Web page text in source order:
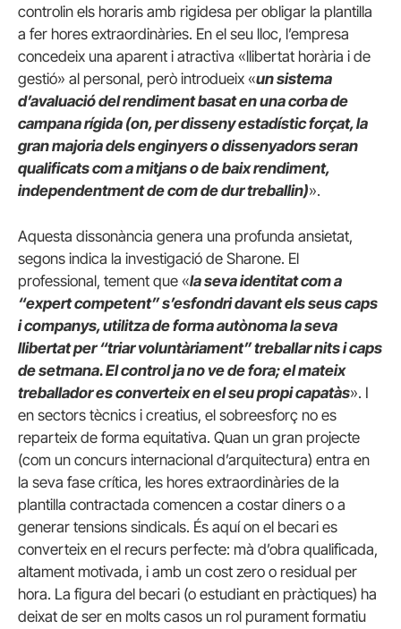
controlin els horaris amb rigidesa per obligar la plantilla
a fer hores extraordinàries. En el seu lloc, l’empresa
concedeix una aparent i atractiva «llibertat horària i de
gestió» al personal, però introdueix «un sistema
d’avaluació del rendiment basat en una corba de
campana rígida (on, per disseny estadístic forçat, la
gran majoria dels enginyers o dissenyadors seran
qualificats com a mitjans o de baix rendiment,
independentment de com de dur treballin)».
Aquesta dissonància genera una profunda ansietat,
segons indica la investigació de Sharone. El
professional, tement que «la seva identitat com a
“expert competent” s’esfondri davant els seus caps
i companys, utilitza de forma autònoma la seva
llibertat per “triar voluntàriament” treballar nits i caps
de setmana. El control ja no ve de fora; el mateix
treballador es converteix en el seu propi capatàs». I
en sectors tècnics i creatius, el sobreesforç no es
reparteix de forma equitativa. Quan un gran projecte
(com un concurs internacional d’arquitectura) entra en
la seva fase crítica, les hores extraordinàries de la
plantilla contractada comencen a costar diners o a
generar tensions sindicals. És aquí on el becari es
converteix en el recurs perfecte: mà d’obra qualificada,
altament motivada, i amb un cost zero o residual per
hora. La figura del becari (o estudiant en pràctiques) ha
deixat de ser en molts casos un rol purament formatiu